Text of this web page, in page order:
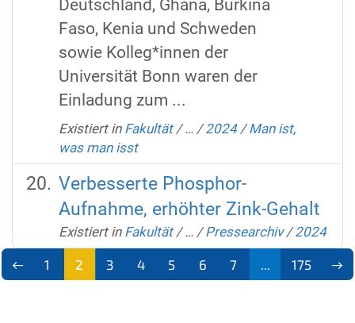
Deutschland, Ghana, Burkina
Faso, Kenia und Schweden
sowie Kolleg*innen der
Universität Bonn waren der
Einladung zum ...
Existiert in Fakultät /… /2024 /Man ist,
was man isst
Verbesserte Phosphor-
Aufnahme, erhöhter Zink-Gehalt
Existiert in Fakultät /… /Pressearchiv /2024
1
2
3 4 5 6 7 175